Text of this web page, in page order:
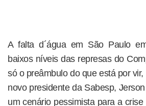
A falta d´água em São Paulo
baixos níveis das represas do
só o preâmbulo do que está por
novo presidente da Sabesp,
um cenário pessimista para a